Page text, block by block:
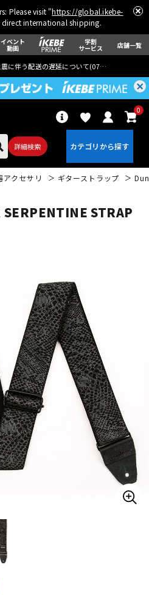
Please visit "https://global.ikebe-
international shipping.
イベント
動画
学割
サービス 店舗一覧
に伴う配送の遅延について(07月29日
詳細検索
0
ウクレレ
パーカッション
電子ピアノ
その他楽器
アクセサリ ギターストラップ
STRAP